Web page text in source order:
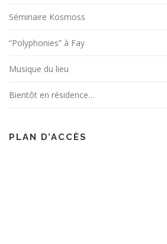
Séminaire Kosmoss
“Polyphonies” à Fay
Musique du lieu
Bientôt en résidence…
PLAN D’ACCÈS